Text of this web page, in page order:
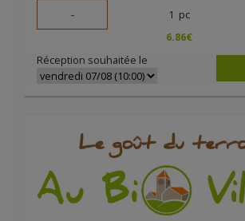
- 1 pc
6.86€
Réception souhaitée le